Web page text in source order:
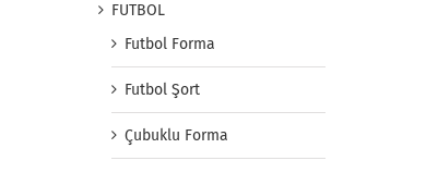
FUTBOL
Futbol Forma
Futbol Şort
Çubuklu Forma